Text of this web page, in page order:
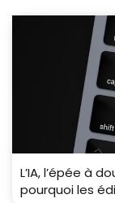
L’IA, l’épée à
pourquoi les